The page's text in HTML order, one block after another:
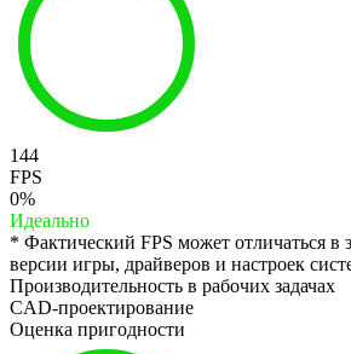
144
FPS
0%
Идеально
* Фактический FPS может отличаться в
версии игры, драйверов и настроек
Производительность в рабочих задачах
CAD-проектирование
Оценка пригодности